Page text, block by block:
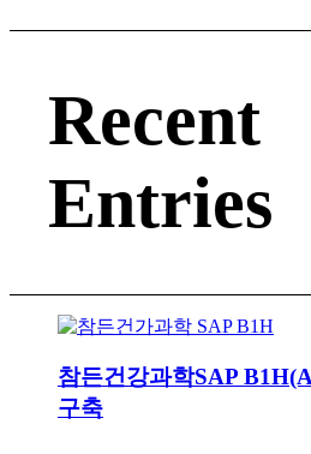
Recent
Entries
참든건강과학SAP
구축